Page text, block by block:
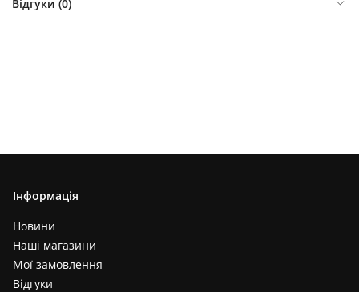
Відгуки (0)
Інформація
Новини
Наші магазини
Мої замовлення
Відгуки